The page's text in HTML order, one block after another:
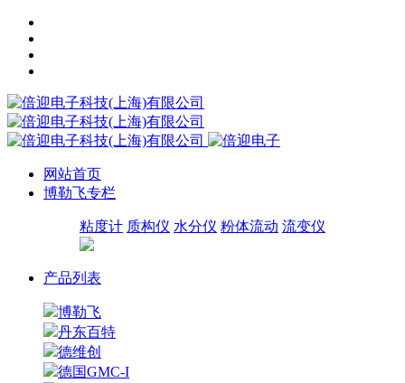
网站首页
博勒飞专栏
粘度计 质构仪 水分仪 粉体流动 流变仪
产品列表
博勒飞
丹东百特
德维创
德国GMC-I